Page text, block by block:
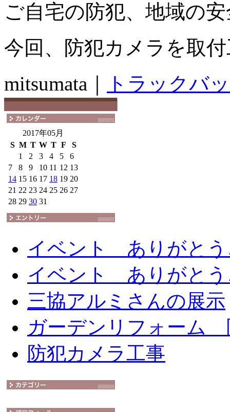
ご自宅の防犯、地域の
今回、防犯カメラを取
mitsumata｜
トラックバ
2017年05月
S M T W T F
S
1
2 3 4 5
6
7
8 9 10 11 12 13
14 15 16 17 18 19 20
21 22 23 24 25 26 27
28 29 30 31
イベント ありがとう
イベント ありがとう
三協アルミさんの展示
ガーデンリフォーム
防犯カメラ工事